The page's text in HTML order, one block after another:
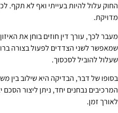
החוק עלול להיות בעייתי ואף לא תקף.
מדויקת.
מעבר לכך, עורך דין חוזים בוחן את
שמאפשר לשני הצדדים לפעול בצורה
שעלול להוביל לסכסוך.
בסופו של דבר, הבדיקה היא שילוב בין
המרכיבים נבחנים יחד, ניתן ליצור
לאורך זמן.